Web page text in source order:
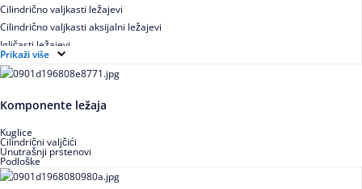
Cilindrično valjkasti ležajevi
Cilindrično valjkasti aksijalni ležajevi
Igličasti ležajevi
Igličasti aksijalni ležajevi
Buričasti ležajevi
Buričasti zaptiveni ležajevi
Buričasti aksijalni ležajevi
Prikaži više
Komponente ležaja
Kuglice
Cilindrični valjčići
Unutrašnji prstenovi
Podloške